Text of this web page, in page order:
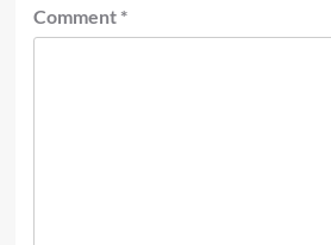
Comment *